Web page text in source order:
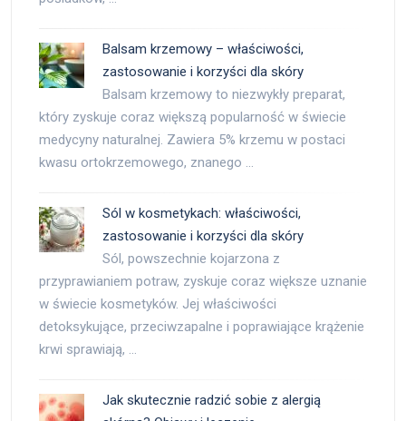
Balsam krzemowy – właściwości,
zastosowanie i korzyści dla skóry
Balsam krzemowy to niezwykły preparat,
który zyskuje coraz większą popularność w świecie
medycyny naturalnej. Zawiera 5% krzemu w postaci
kwasu ortokrzemowego, znanego …
Sól w kosmetykach: właściwości,
zastosowanie i korzyści dla skóry
Sól, powszechnie kojarzona z
przyprawianiem potraw, zyskuje coraz większe uznanie
w świecie kosmetyków. Jej właściwości
detoksykujące, przeciwzapalne i poprawiające krążenie
krwi sprawiają, …
Jak skutecznie radzić sobie z alergią